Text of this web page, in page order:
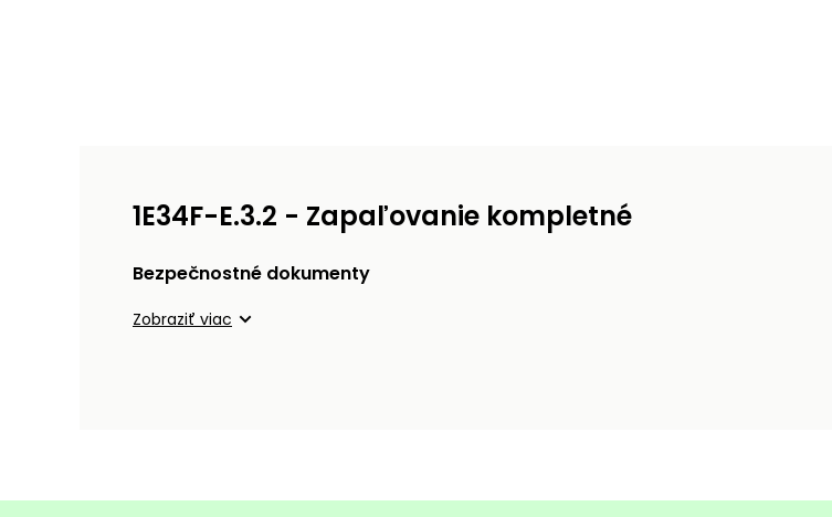
1E34F-E.3.2 - Zapaľovanie kompletné
Bezpečnostné dokumenty
Zobraziť viac